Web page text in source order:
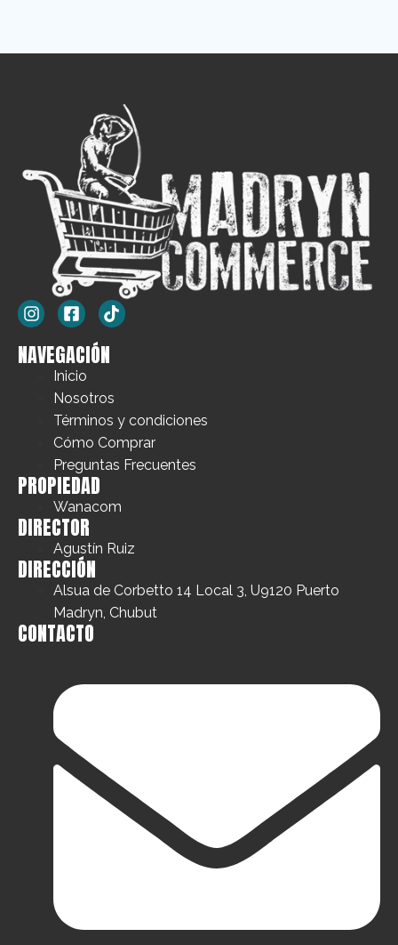
NAVEGACIÓN
Inicio
Nosotros
Términos y condiciones
Cómo Comprar
Preguntas Frecuentes
PROPIEDAD
Wanacom
DIRECTOR
Agustín Ruiz
DIRECCIÓN
Alsua de Corbetto 14 Local 3, U9120 Puerto
Madryn, Chubut
CONTACTO